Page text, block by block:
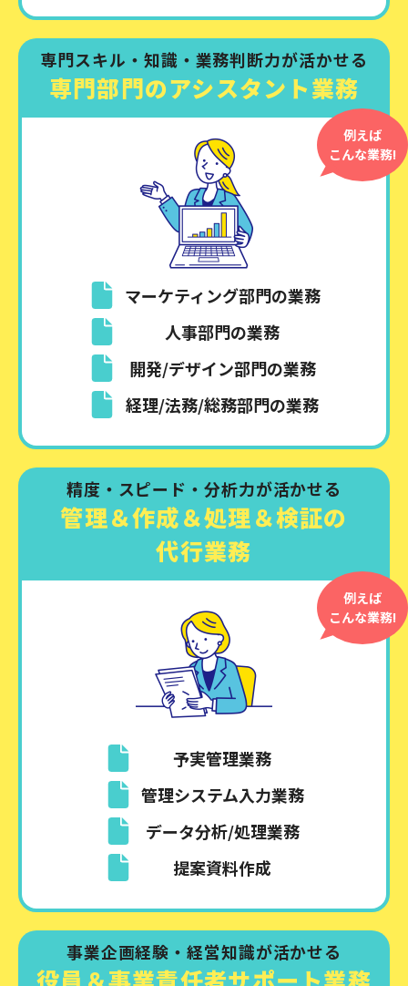
専門スキル・知識・業務判断力が活かせる
専門部門のアシスタント業務
マーケティング部門の業務
人事部門の業務
開発/デザイン部門の業務
経理/法務/総務部門の業務
例えば
こんな業務!
精度・スピード・分析力が活かせる
管理＆作成＆処理＆検証の
代行業務
予実管理業務
管理システム入力業務
データ分析/処理業務
提案資料作成
例えば
こんな業務!
事業企画経験・経営知識が活かせる